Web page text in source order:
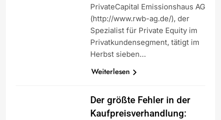
PrivateCapital Emissionshaus AG
(http://www.rwb-ag.de/), der
Spezialist für Private Equity im
Privatkundensegment, tätigt im
Herbst sieben…
Weiterlesen
Der größte Fehler in der
Kaufpreisverhandlung: